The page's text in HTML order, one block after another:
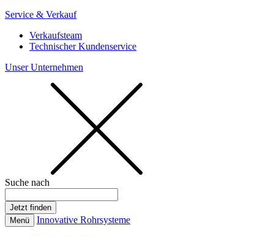
Service & Verkauf
Verkaufsteam
Technischer Kundenservice
Unser Unternehmen
Suche nach
Menü Innovative Rohrsysteme